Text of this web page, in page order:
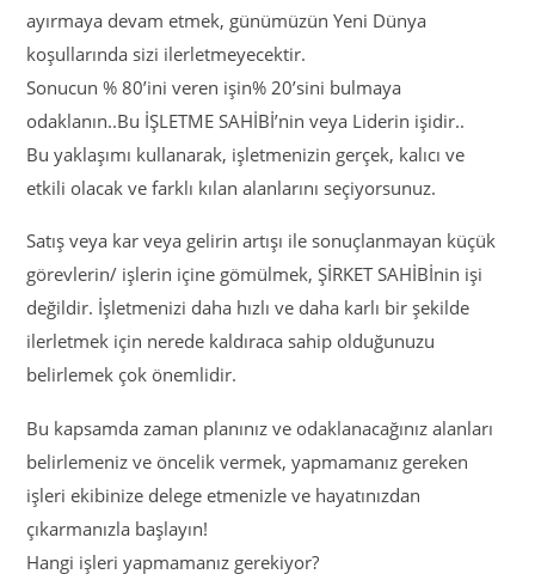
ayırmaya devam etmek, günümüzün Yeni Dünya
koşullarında sizi ilerletmeyecektir.
Sonucun % 80’ini veren işin% 20’sini bulmaya
odaklanın..Bu İŞLETME SAHİBİ’nin veya Liderin işidir..
Bu yaklaşımı kullanarak, işletmenizin gerçek, kalıcı ve
etkili olacak ve farklı kılan alanlarını seçiyorsunuz.
Satış veya kar veya gelirin artışı ile sonuçlanmayan küçük
görevlerin/ işlerin içine gömülmek, ŞİRKET SAHİBİnin işi
değildir. İşletmenizi daha hızlı ve daha karlı bir şekilde
ilerletmek için nerede kaldıraca sahip olduğunuzu
belirlemek çok önemlidir.
Bu kapsamda zaman planınız ve odaklanacağınız alanları
belirlemeniz ve öncelik vermek, yapmamanız gereken
işleri ekibinize delege etmenizle ve hayatınızdan
çıkarmanızla başlayın!
Hangi işleri yapmamanız gerekiyor?